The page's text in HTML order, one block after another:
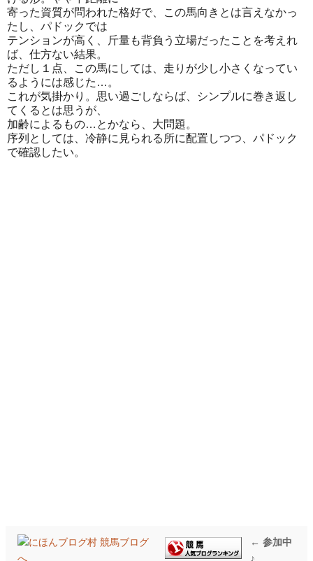
寄った資質が問われた格好で、この馬向きとは言えなかっ
たし、パドックでは
テンションが高く、斤量も背負う立場だったことを考えれ
ば、仕方ない結果。
ただし１点、この馬にしては、走りが少し小さくなってい
るようには感じた…。
これが気掛かり。思い過ごしならば、シンプルに巻き返し
てくるとは思うが、
加齢によるもの…とかなら、大問題。
序列としては、冷静に見られる所に配置しつつ、パドック
で確認したい。
← 参加中
♪